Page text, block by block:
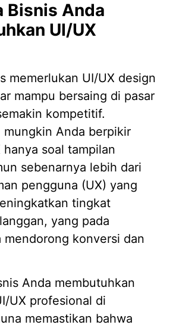
Bisnis Anda
UI/UX
memerlukan UI/UX design
mampu bersaing di pasar
kompetitif.
mungkin Anda berpikir
hanya soal tampilan
sebenarnya lebih dari
pengguna (UX) yang
tingkat
yang pada
mendorong konversi dan
Anda membutuhkan
UX profesional di
memastikan bahwa